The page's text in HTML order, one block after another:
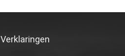
Verklaringen